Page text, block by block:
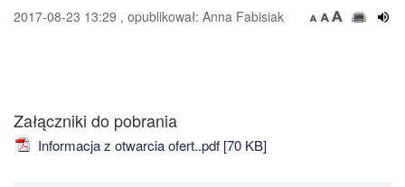
2017-08-23 13:29 , opublikował: Anna Fabisiak
Załączniki do pobrania
Informacja z otwarcia ofert..pdf [70 KB]